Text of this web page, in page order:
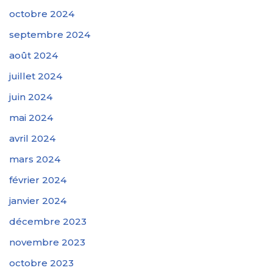
octobre 2024
septembre 2024
août 2024
juillet 2024
juin 2024
mai 2024
avril 2024
mars 2024
février 2024
janvier 2024
décembre 2023
novembre 2023
octobre 2023